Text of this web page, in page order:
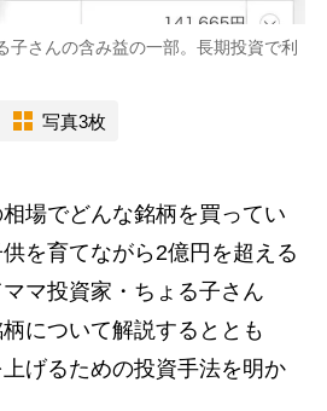
子さんの含み益の一部。長期投資で利
写真3枚
場でどんな銘柄を買ってい
を育てながら2億円を超える
マ投資家・ちょる子さん
について解説するととも
げるための投資手法を明か